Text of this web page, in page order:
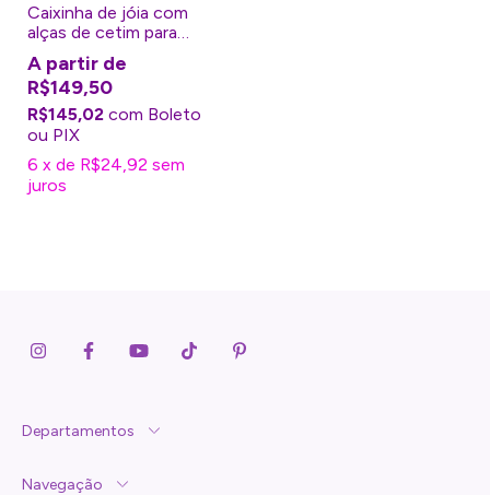
Caixinha de jóia com
alças de cetim para
lembrancinha - 5
unidades
R$149,50
R$145,02 com Boleto
6 x de R$24,92 sem
juros
Departamentos
Navegação